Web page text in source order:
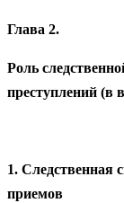
Глава 2.
Роль
преступлений (в
1. Следственная
приемов